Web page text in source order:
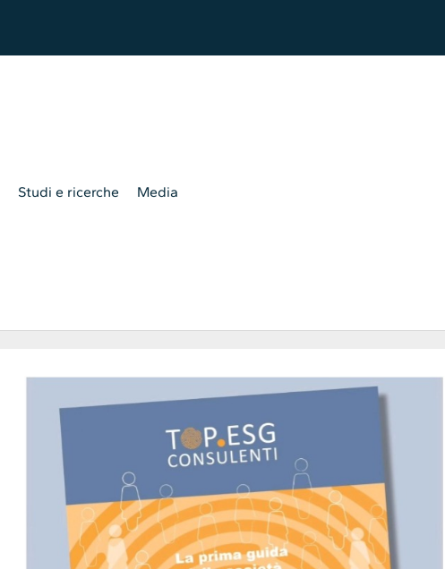
Studi e ricerche Media